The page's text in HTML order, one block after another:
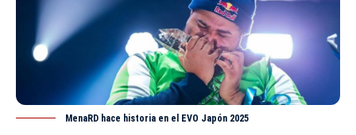
MenaRD hace historia en el EVO Japón 2025